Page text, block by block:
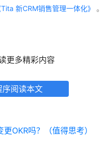
Tita 新CRM销售管理一体化》 。
更多精彩内容
序阅读本文
OKR吗？（值得思考）